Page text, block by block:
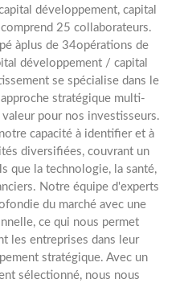
développement, capital
25 collaborateurs.
àplus de 34opérations de
développement / capital
se spécialise dans le
stratégique multi-
pour nos investisseurs.
capacité à identifier et à
diversifiées, couvrant un
que la technologie, la santé,
Notre équipe d'experts
du marché avec une
ce qui nous permet
les entreprises dans leur
stratégique. Avec un
sélectionné, nous nous